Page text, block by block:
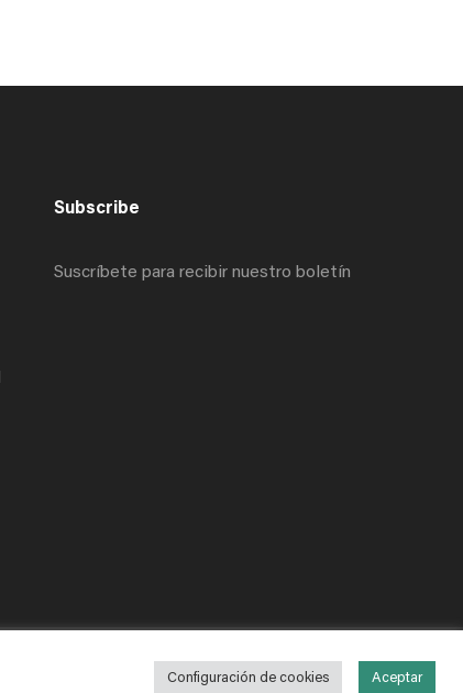
Subscribe
Suscríbete para recibir nuestro boletín
Configuración de cookies Aceptar